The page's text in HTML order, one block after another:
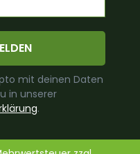
mit deinen Daten
in unserer
.